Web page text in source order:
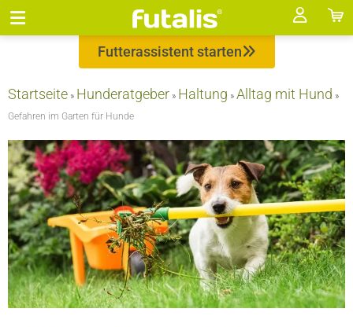
Futterassistent starten
Startseite » Hunderatgeber » Haltung » Alltag mit Hund »
Gefahren im Garten für Hunde